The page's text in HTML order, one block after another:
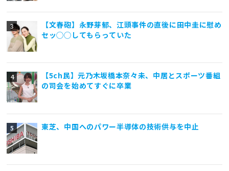
【文春砲】永野芽郁、江頭事件の直後に田中圭に慰め
セッ◯◯してもらっていた
【5ch民】元乃木坂橋本奈々未、中居とスポーツ番組
の司会を始めてすぐに卒業
東芝、中国へのパワー半導体の技術供与を中止